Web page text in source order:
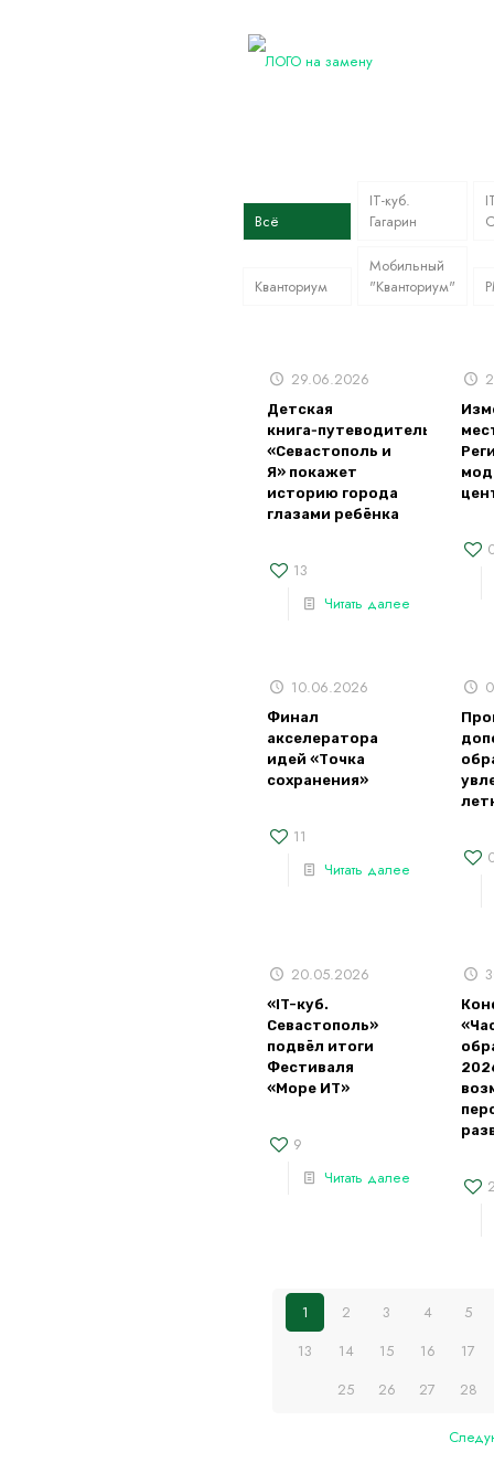
Всё
IT-куб.
Гагарин
Кванториум
Мобильный
"Кванториум"
29.06.2026
Детская
книга‑путеводитель
«Севастополь и
Я» покажет
историю города
глазами ребёнка
13
Читать далее
10.06.2026
Финал
акселератора
идей «Точка
сохранения»
11
Читать далее
20.05.2026
«IT-куб.
Севастополь»
подвёл итоги
Фестиваля
«Море ИТ»
9
Читать далее
1 2 3 4
5
13
14 15 16
17
25
26 27 28